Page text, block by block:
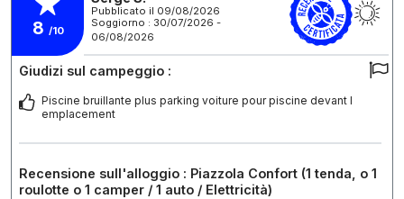
8 /10
Pubblicato il 09/08/2026
Soggiorno : 30/07/2026 -
06/08/2026
Giudizi sul campeggio :
Piscine bruillante plus parking voiture pour piscine devant l
emplacement
Recensione sull'alloggio : Piazzola Confort (1 tenda, o 1
roulotte o 1 camper / 1 auto / Elettricità)